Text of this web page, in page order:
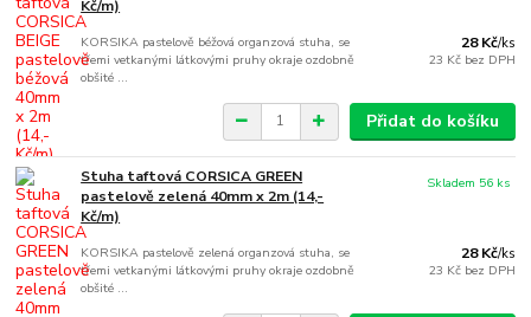
Kč/m)
KORSIKA pastelově béžová organzová stuha, se
třemi vetkanými látkovými pruhy okraje ozdobně
obšité ...
28 Kč/ks
23 Kč bez DPH
Přidat do košíku
Stuha taftová CORSICA GREEN
pastelově zelená 40mm x 2m (14,-
Kč/m)
KORSIKA pastelově zelená organzová stuha, se
třemi vetkanými látkovými pruhy okraje ozdobně
obšité ...
28 Kč/ks
23 Kč bez DPH
Skladem 56 ks